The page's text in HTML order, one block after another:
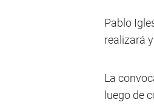
Pablo
realizará
La
luego de